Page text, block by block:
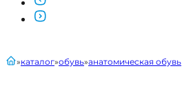
главнаякаталог обувь анатомическая обувь